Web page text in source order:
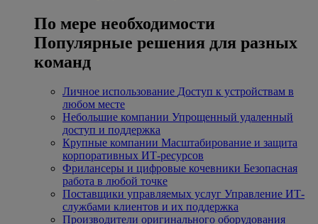
По мере необходимости
Популярные решения для разных
команд
Личное использование Доступ к устройствам в
любом месте
Небольшие компании Упрощенный удаленный
доступ и поддержка
Крупные компании Масштабирование и защита
корпоративных ИТ-ресурсов
Фрилансеры и цифровые кочевники Безопасная
работа в любой точке
Поставщики управляемых услуг Управление ИТ-
службами клиентов и их поддержка
Производители оригинального оборудования